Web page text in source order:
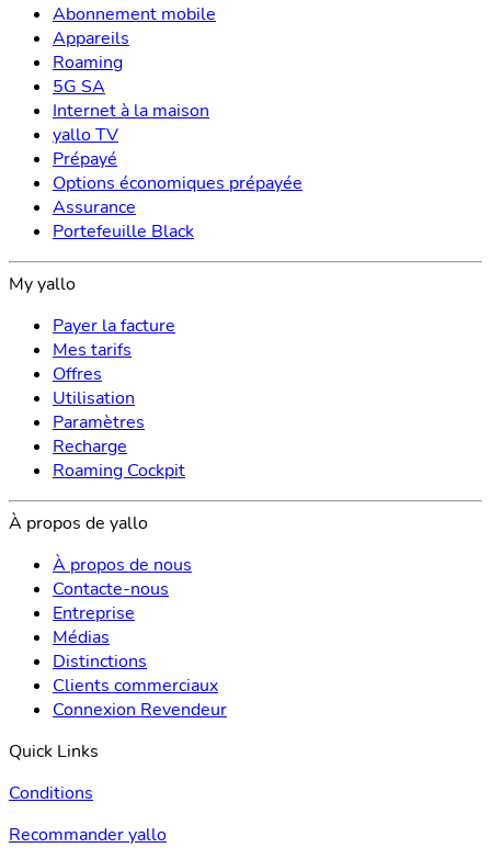
Abonnement mobile
Appareils
Roaming
5G SA
Internet à la maison
yallo TV
Prépayé
Options économiques prépayée
Assurance
Portefeuille Black
My yallo
Payer la facture
Mes tarifs
Offres
Utilisation
Paramètres
Recharge
Roaming Cockpit
À propos de yallo
À propos de nous
Contacte-nous
Entreprise
Médias
Distinctions
Clients commerciaux
Connexion Revendeur
Quick Links
Conditions
Recommander yallo